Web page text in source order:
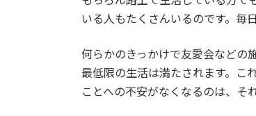
いる人もたくさんいるのです。毎
何らかのきっかけで友愛会などの
最低限の生活は満たされます。こ
ことへの不安がなくなるのは、そ